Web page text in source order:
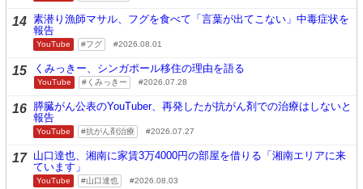
14 素潜り漁師マサル、フグを食べて「言葉が出てこない」中毒症状を
報告
YouTube フグ 2026.08.01
15 くみっきー、シンガポール移住の理由を語る
YouTube くみっきー 2026.07.28
16 膵臓がん公表のYouTuber、再発したが抗がん剤での治療はしないと
報告
YouTube 抗がん剤治療 2026.07.27
17 山口達也、湘南に家賃3万4000円の部屋を借りる「湘南エリアに来
ています」
YouTube 山口達也 2026.08.03